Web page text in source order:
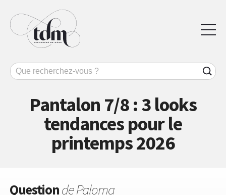
Pantalon 7/8 : 3 looks
tendances pour le
printemps 2026
Questionde Paloma